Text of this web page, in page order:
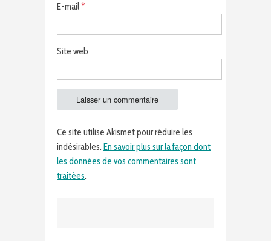
E-mail*
Site web
Ce site utilise Akismet pour réduire les
indésirables. En savoir plus sur la façon dont
les données de vos commentaires sont
traitées.